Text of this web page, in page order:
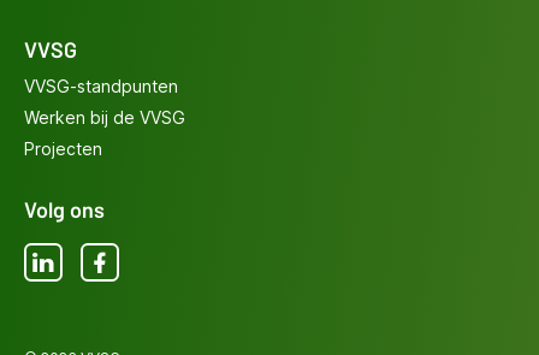
VVSG
VVSG-standpunten
Werken bij de VVSG
Projecten
Volg ons
LinkedInFacebook